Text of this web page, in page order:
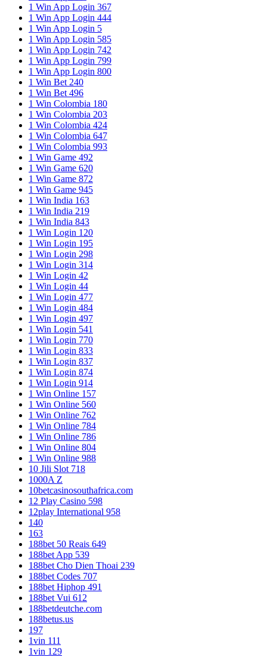
1 Win App Login 367
1 Win App Login 444
1 Win App Login 5
1 Win App Login 585
1 Win App Login 742
1 Win App Login 799
1 Win App Login 800
1 Win Bet 240
1 Win Bet 496
1 Win Colombia 180
1 Win Colombia 203
1 Win Colombia 424
1 Win Colombia 647
1 Win Colombia 993
1 Win Game 492
1 Win Game 620
1 Win Game 872
1 Win Game 945
1 Win India 163
1 Win India 219
1 Win India 843
1 Win Login 120
1 Win Login 195
1 Win Login 298
1 Win Login 314
1 Win Login 42
1 Win Login 44
1 Win Login 477
1 Win Login 484
1 Win Login 497
1 Win Login 541
1 Win Login 770
1 Win Login 833
1 Win Login 837
1 Win Login 874
1 Win Login 914
1 Win Online 157
1 Win Online 560
1 Win Online 762
1 Win Online 784
1 Win Online 786
1 Win Online 804
1 Win Online 988
10 Jili Slot 718
1000A Z
10betcasinosouthafrica.com
12 Play Casino 598
12play International 958
140
163
188bet 50 Reais 649
188bet App 539
188bet Cho Dien Thoai 239
188bet Codes 707
188bet Hiphop 491
188bet Vui 612
188betdeutche.com
188betus.us
197
1vin 111
1vin 129